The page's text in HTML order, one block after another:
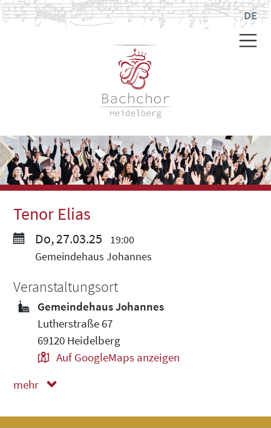
DE
Tenor Elias
Do, 27.03.25
19:00
Gemeindehaus Johannes
Veranstaltungsort
Gemeindehaus Johannes
Lutherstraße 67
69120 Heidelberg
Auf GoogleMaps anzeigen
mehr